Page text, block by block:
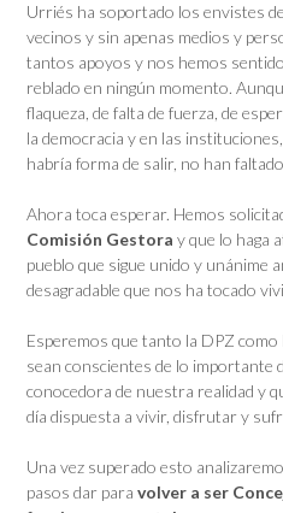
Urriés ha soportado los envistes
vecinos y sin apenas medios y
tantos apoyos y nos hemos
reblado en ningún momento.
flaqueza, de falta de fuerza, de
la democracia y en las
habría forma de salir, no han
Ahora toca esperar. Hemos
Comisión Gestora y que lo haga
pueblo que sigue unido y unánime
desagradable que nos ha tocado
Esperemos que tanto la DPZ
sean conscientes de lo importante
conocedora de nuestra realidad y
día dispuesta a vivir, disfrutar y
Una vez superado esto
pasos dar para volver a ser